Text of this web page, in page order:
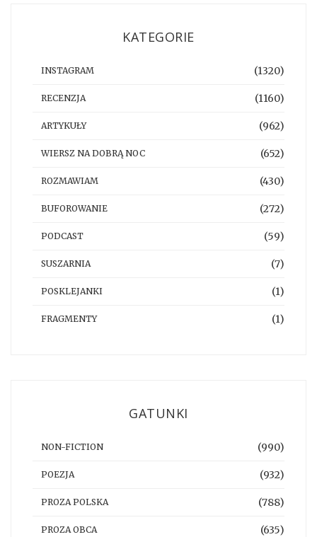
KATEGORIE
INSTAGRAM (1320)
RECENZJA (1160)
ARTYKUŁY (962)
WIERSZ NA DOBRĄ NOC (652)
ROZMAWIAM (430)
BUFOROWANIE (272)
PODCAST (59)
SUSZARNIA (7)
POSKLEJANKI (1)
FRAGMENTY (1)
GATUNKI
NON-FICTION (990)
POEZJA (932)
PROZA POLSKA (788)
PROZA OBCA (635)